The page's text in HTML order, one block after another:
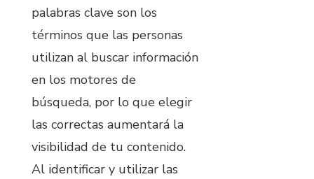
palabras clave son los
términos que las personas
utilizan al buscar información
en los motores de
búsqueda, por lo que elegir
las correctas aumentará la
visibilidad de tu contenido.
Al identificar y utilizar las